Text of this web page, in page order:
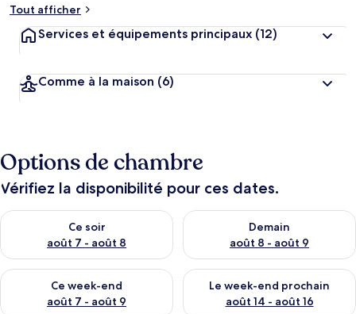
Tout afficher
Services et équipements principaux (12)
Comme à la maison (6)
Options de chambre
Vérifiez la disponibilité pour ces dates.
Ce soir
août 7 - août 8
Vérifier la disponibilité pour ce soir août 7 - août 8
Demain
août 8 - août 9
Vérifier la disponibilité pour
Ce week-end
août 7 - août 9
Vérifier la disponibilité pour ce week-end août 7 - août 9
Le week-end prochain
août 14 - août 16
Vérifier la disponibilité pour